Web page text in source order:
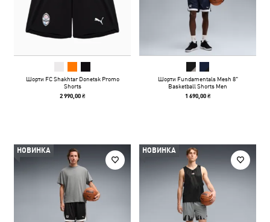
Шорти FC Shakhtar Donetsk Promo
Shorts
2 990,00 ₴
Шорти Fundamentals Mesh 8"
Basketball Shorts Men
1 690,00 ₴
НОВИНКА НОВИНКА